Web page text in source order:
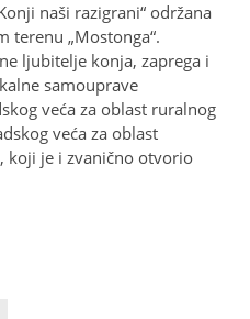
naši razigrani“ održana
terenu „Mostonga“.
ljubitelje konja, zaprega i
samouprave
veća za oblast ruralnog
veća za oblast
koji je i zvanično otvorio